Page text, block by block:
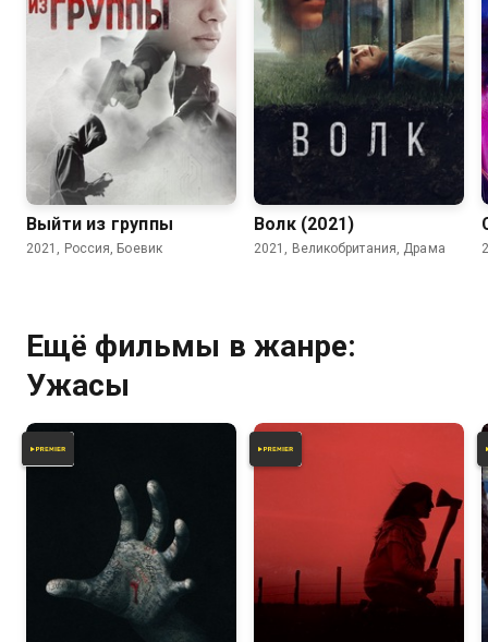
5.6
Выйти из группы
2021, Россия, Боевик
5.6
Волк (2021)
2021, Великобритания, Драма
Ещё фильмы в жанре:
Ужасы